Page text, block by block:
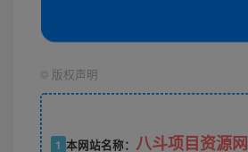
© 版权声明
1 本网站名称： 八斗项目资源网